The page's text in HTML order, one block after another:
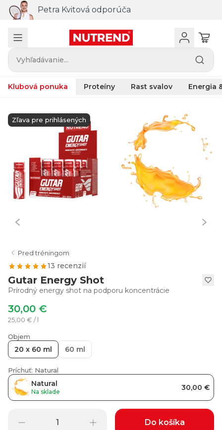
Petra Kvitová odporúča
Vyhľadávanie...
Klubová ponuka Proteíny Rast svalov Energia
Zľava pre prihlásených
Pred tréningom
13 recenzií
Gutar Energy Shot
Prírodný energy shot na podporu koncentrácie
30,00 €
25,00 € / l
Objem
20 x 60 ml 60 ml
Príchuť: Natural
Natural
Na sklade 30,00 €
Do košíka